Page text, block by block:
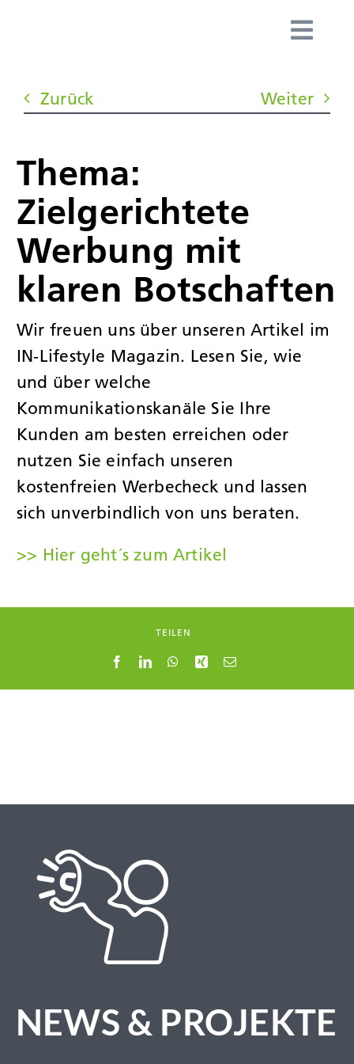
KUNDEN
NEWS &
KONTAKT
Zurück Weiter
TEILEN
Thema:
Zielgerichtete
Werbung mit
klaren Botschaften
Wir freuen uns über unseren Artikel im
IN-Lifestyle Magazin. Lesen Sie, wie
und über welche
Kommunikationskanäle Sie Ihre
Kunden am besten erreichen oder
nutzen Sie einfach unseren
kostenfreien Werbecheck und lassen
sich unverbindlich von uns beraten.
>> Hier geht´s zum Artikel
NEWS & PROJEKTE